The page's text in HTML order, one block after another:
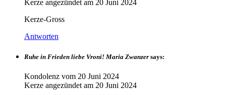
Kerze angezündet am 20 Juni 2024
Kerze-Gross
Antworten
Ruhe in Frieden liebe Vroni! Maria Zwanzer says:
Kondolenz vom 20 Juni 2024
Kerze angezündet am 20 Juni 2024